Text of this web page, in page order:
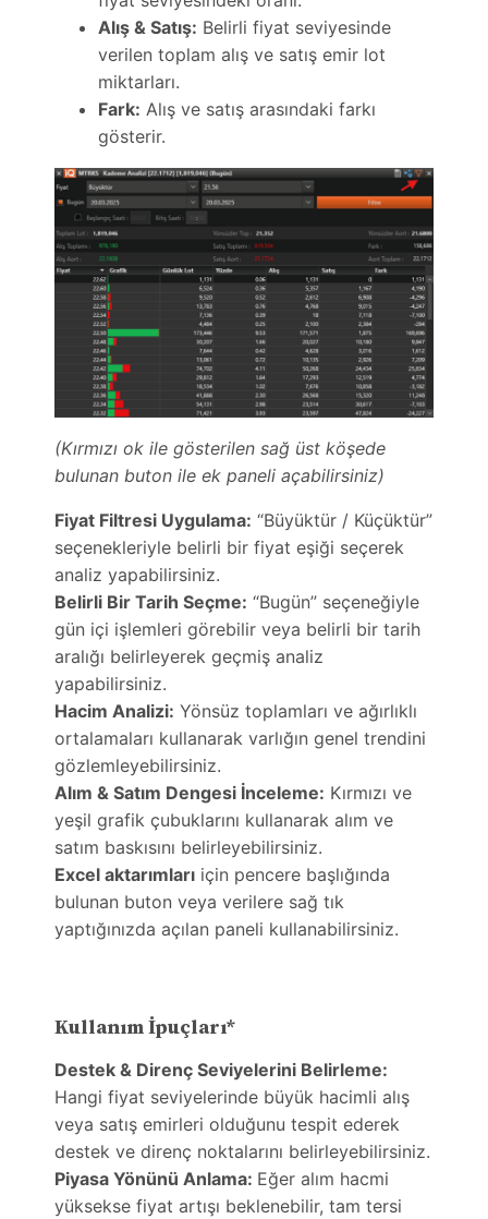
Alış & Satış: Belirli fiyat seviyesinde
verilen toplam alış ve satış emir lot
miktarları.
Fark: Alış ve satış arasındaki farkı
gösterir.
(Kırmızı ok ile gösterilen sağ üst köşede
bulunan buton ile ek paneli açabilirsiniz)
Fiyat Filtresi Uygulama: “Büyüktür / Küçüktür”
seçenekleriyle belirli bir fiyat eşiği seçerek
analiz yapabilirsiniz.
Belirli Bir Tarih Seçme: “Bugün” seçeneğiyle
gün içi işlemleri görebilir veya belirli bir tarih
aralığı belirleyerek geçmiş analiz
yapabilirsiniz.
Hacim Analizi: Yönsüz toplamları ve ağırlıklı
ortalamaları kullanarak varlığın genel trendini
gözlemleyebilirsiniz.
Alım & Satım Dengesi İnceleme: Kırmızı ve
yeşil grafik çubuklarını kullanarak alım ve
satım baskısını belirleyebilirsiniz.
Excel aktarımları için pencere başlığında
bulunan buton veya verilere sağ tık
yaptığınızda açılan paneli kullanabilirsiniz.
Kullanım İpuçları*
Destek & Direnç Seviyelerini Belirleme:
Hangi fiyat seviyelerinde büyük hacimli alış
veya satış emirleri olduğunu tespit ederek
destek ve direnç noktalarını belirleyebilirsiniz.
Piyasa Yönünü Anlama: Eğer alım hacmi
yüksekse fiyat artışı beklenebilir, tam tersi